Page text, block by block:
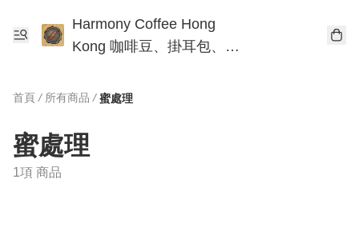
Harmony Coffee Hong
Kong 咖啡豆、掛耳包、手
首頁 / 所有商品 / 蜜處理
蜜處理
1項 商品